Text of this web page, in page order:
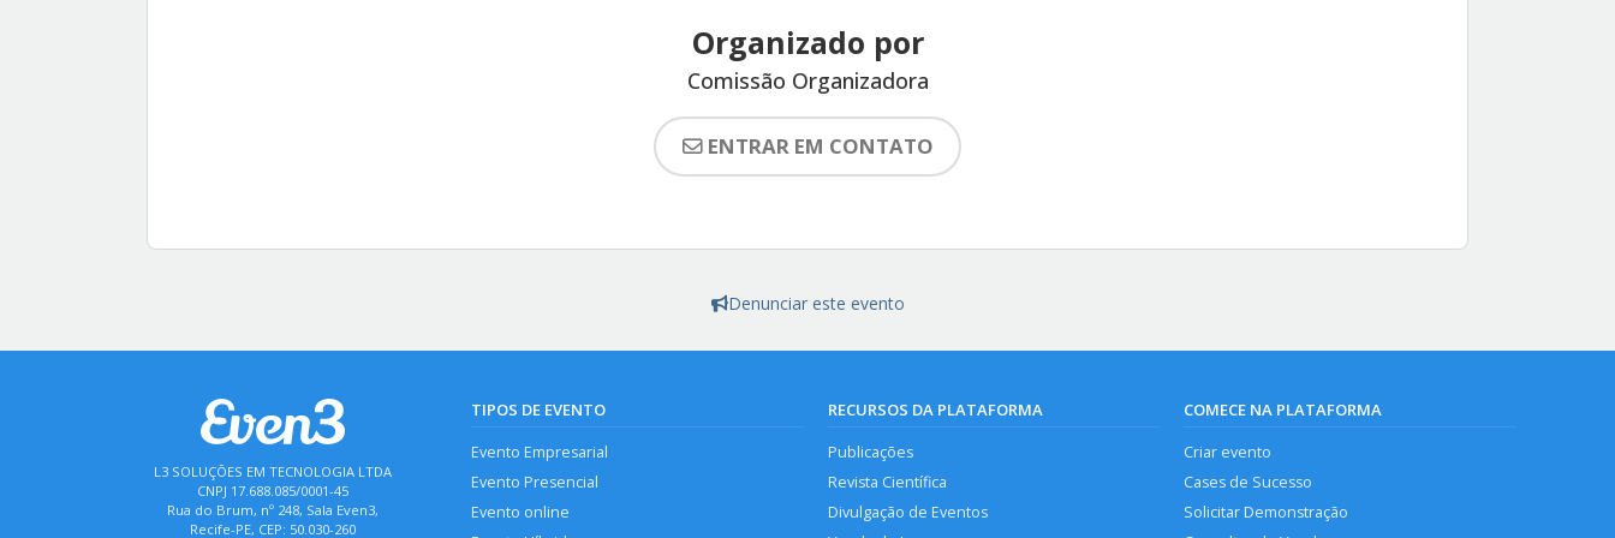
Organizado por
Comissão Organizadora
ENTRAR EM CONTATO
Denunciar este evento
L3 SOLUÇÕES EM TECNOLOGIA LTDA
CNPJ 17.688.085/0001-45
Rua do Brum, nº 248, Sala Even3,
Recife-PE, CEP: 50.030-260
TIPOS DE EVENTO
Evento Empresarial
Evento Presencial
Evento online
RECURSOS DA PLATAFORMA
Publicações
Revista Científica
Divulgação de Eventos
COMECE NA PLATAFORMA
Criar evento
Cases de Sucesso
Solicitar Demonstração